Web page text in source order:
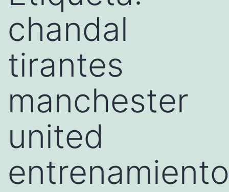
chandal
tirantes
manchester
united
entrenamiento